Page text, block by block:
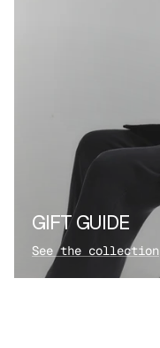
GIFT GUIDE
See the collection